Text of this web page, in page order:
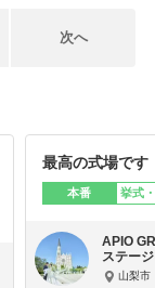
次へ
最高の式場です
本番 挙式
APIO
ステー
山梨市